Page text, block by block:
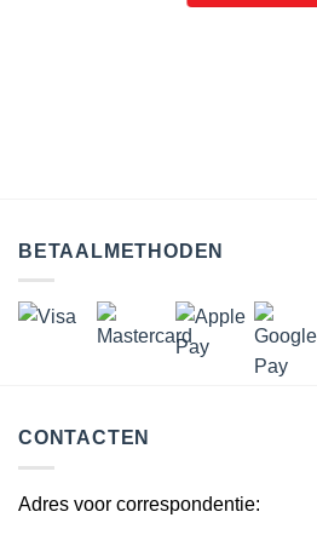
BETAALMETHODEN
CONTACTEN
Adres voor correspondentie: